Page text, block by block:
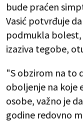
bude praćen
Vasić potvrđuje
podmukla bolest,
izaziva tegobe,
"S obzirom na to
oboljenje na koje
osobe, važno je
godine redovno